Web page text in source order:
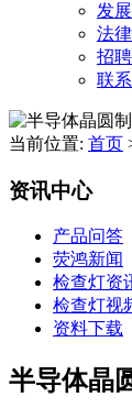
发
法
招
联
当前位置: 首页
资讯中心
产品问答
荧鸿新闻
检查灯资
检查灯视
资料下载
半导体晶